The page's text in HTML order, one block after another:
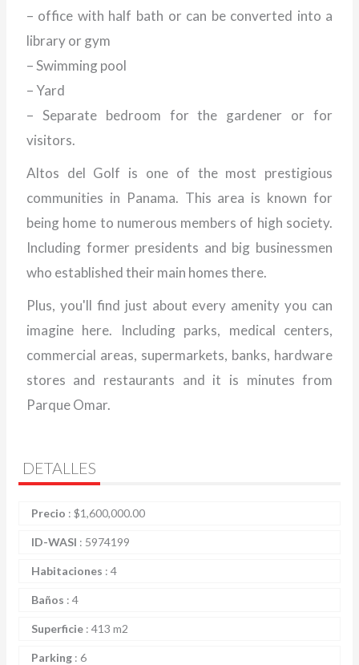
– office with half bath or can be converted into a
library or gym
– Swimming pool
– Yard
– Separate bedroom for the gardener or for
visitors.
Altos del Golf is one of the most prestigious
communities in Panama. This area is known for
being home to numerous members of high society.
Including former presidents and big businessmen
who established their main homes there.
Plus, you'll find just about every amenity you can
imagine here. Including parks, medical centers,
commercial areas, supermarkets, banks, hardware
stores and restaurants and it is minutes from
Parque Omar.
DETALLES
Precio : $1,600,000.00
ID-WASI : 5974199
Habitaciones : 4
Baños : 4
Superficie : 413 m2
Parking : 6